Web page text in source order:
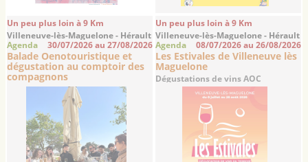
Un peu plus loin à 9 Km
Villeneuve-lès-Maguelone - Hérault
Agenda 30/07/2026 au 27/08/2026
Balade Oenotouristique et
dégustation au comptoir des
compagnons
Un peu plus loin à 9 Km
Villeneuve-lès-Maguelone - Hérault
Agenda 08/07/2026 au 26/08/2026
Les Estivales de Villeneuve lès
Maguelone
Dégustations de vins AOC
Languedoc et de ...